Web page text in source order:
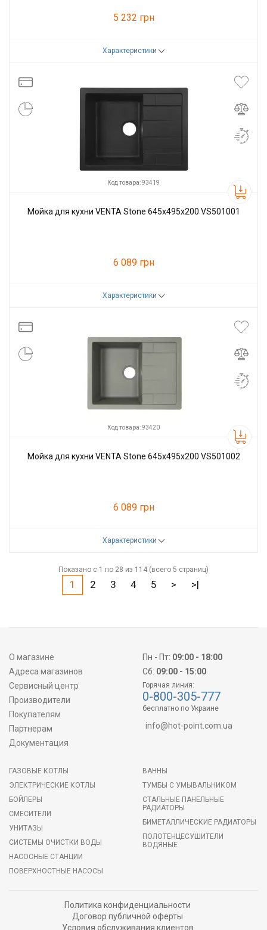
5 232 грн
Характеристики
Код товара: 93419
Мойка для кухни VENTA Stone 645х495х200 VS501001
6 089 грн
Характеристики
Код товара: 93420
Мойка для кухни VENTA Stone 645х495х200 VS501002
6 089 грн
Характеристики
Показано с 1 по 28 из 114 (всего 5 страниц)
1 2 3 4 5 > >|
О магазине
Адреса магазинов
Сервисный центр
Производители
Покупателям
Партнерам
Документация
Пн - Пт: 09:00 - 18:00
Сб: 09:00 - 15:00
Горячая линия:
0-800-305-777
бесплатно по Украине
info@hot-point.com.ua
ГАЗОВЫЕ КОТЛЫ
ЭЛЕКТРИЧЕСКИЕ КОТЛЫ
БОЙЛЕРЫ
СМЕСИТЕЛИ
УНИТАЗЫ
СИСТЕМЫ ОЧИСТКИ ВОДЫ
НАСОСНЫЕ СТАНЦИИ
ПОВЕРХНОСТНЫЕ НАСОСЫ
ВАННЫ
ТУМБЫ С УМЫВАЛЬНИКОМ
СТАЛЬНЫЕ ПАНЕЛЬНЫЕ
РАДИАТОРЫ
БИМЕТАЛЛИЧЕСКИЕ РАДИАТОРЫ
ПОЛОТЕНЦЕСУШИТЕЛИ
ВОДЯНЫЕ
Политика конфиденциальности
Договор публичной оферты
Условия обслуживания клиентов